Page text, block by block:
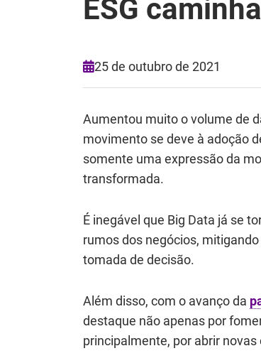
ESG
25 de outubro de 2021
Aumentou muito o volume de
movimento se deve à adoção
somente uma expressão da
transformada.
É inegável que Big Data já se
rumos dos negócios,
tomada de decisão.
Além disso, com o avanço da
destaque não apenas por
principalmente, por abrir